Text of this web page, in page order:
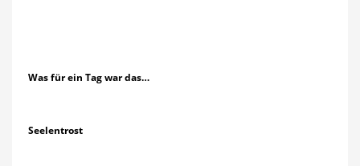
Was für ein Tag war das…
Seelentrost